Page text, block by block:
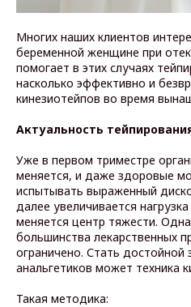
Многих наших клиентов
беременной женщине при
помогает в этих случаях
насколько эффективно и
кинезиотейпов во время
Актуальность
Уже в первом триместре
меняется, и даже здоровые
испытывать выраженный
далее увеличивается
меняется центр тяжести.
большинства лекарственных
ограничено. Стать
анальгетиков может техника
Такая методика: